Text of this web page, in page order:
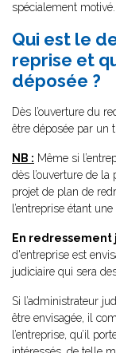
spécialement motivé.
Qui est le
reprise et
déposée ?
Dès l’ouverture du
être déposée par un
NB : Même si
dès l’ouverture de la
projet de plan de
l’entreprise étant
En
d'entreprise est
judiciaire qui sera
Si l’administrateur
être envisagée, il
l’entreprise, qu’il